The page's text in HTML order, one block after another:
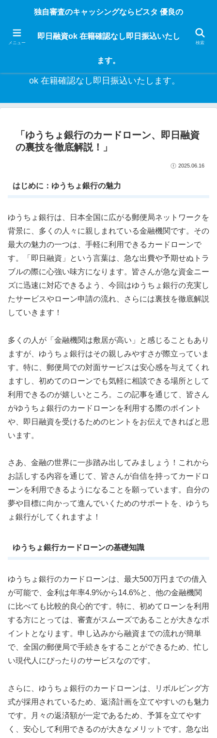
独自審査のフリーローンならビスタなら24時間365日 在籍確認なしで借りれる
な入用があっても安心！融資率97％！仕事をしている人ならブラックでも給料
日返済の１ヶ月融資で借りられるから安心！
独自審査のキャッシングならビスタ 優良の即日融資
ok 在籍確認なし即日振込いたします。
「ゆうちょ銀行のカードローン、即日融資
の裏技を徹底解説！」
2025.06.16
はじめに：ゆうちょ銀行の魅力
ゆうちょ銀行は、日本全国に広がる郵便局ネットワークを
背景に、多くの人々に親しまれている金融機関です。その
最大の魅力の一つは、手軽に利用できるカードローンで
す。「即日融資」という言葉は、急な出費や予期せぬトラ
ブルの際に心強い味方になります。皆さんが急な資金ニー
ズに迅速に対応できるよう、今回はゆうちょ銀行の充実し
たサービスやローン申請の流れ、さらには裏技を徹底解説
していきます！
多くの人が「金融機関は敷居が高い」と感じることもあり
ますが、ゆうちょ銀行はその親しみやすさが際立っていま
す。特に、郵便局での対面サービスは安心感を与えてくれ
ますし、初めてのローンでも気軽に相談できる場所として
利用できるのが嬉しいところ。この記事を通じて、皆さん
がゆうちょ銀行のカードローンを利用する際のポイント
や、即日融資を受けるためのヒントをお伝えできればと思
います。
さあ、金融の世界に一歩踏み出してみましょう！これから
お話しする内容を通じて、皆さんが自信を持ってカードロ
ーンを利用できるようになることを願っています。自分の
夢や目標に向かって進んでいくためのサポートを、ゆうち
ょ銀行がしてくれますよ！
ゆうちょ銀行カードローンの基礎知識
ゆうちょ銀行のカードローンは、最大500万円までの借入
が可能で、金利は年率4.9%から14.6%と、他の金融機関
に比べても比較的良心的です。特に、初めてローンを利用
する方にとっては、審査がスムーズであることが大きなポ
イントとなります。申し込みから融資までの流れが簡単
で、全国の郵便局で手続きをすることができるため、忙し
い現代人にぴったりのサービスなのです。
さらに、ゆうちょ銀行のカードローンは、リボルビング方
式が採用されているため、返済計画を立てやすいのも魅力
です。月々の返済額が一定であるため、予算を立てやす
く、安心して利用できるのが大きなメリットです。急な出
メニュー
独自審査のキャッシングならビスタ 優良の
即日融資ok 在籍確認なし即日振込いたし
ます。
検索